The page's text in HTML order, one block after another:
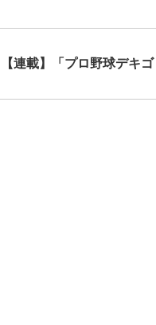
【連載】「プロ野球デキ